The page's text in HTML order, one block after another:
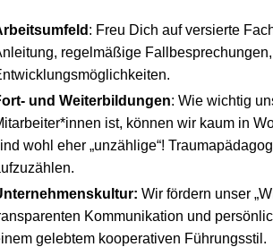
: Freu Dich auf versierte
regelmäßige
und Weiterbildungen: Wie wichtig
ist, können wir kaum in
wohl eher „unzählige“!
Wir fördern unser
Kommunikation und
gelebtem kooperativen Führungsstil.